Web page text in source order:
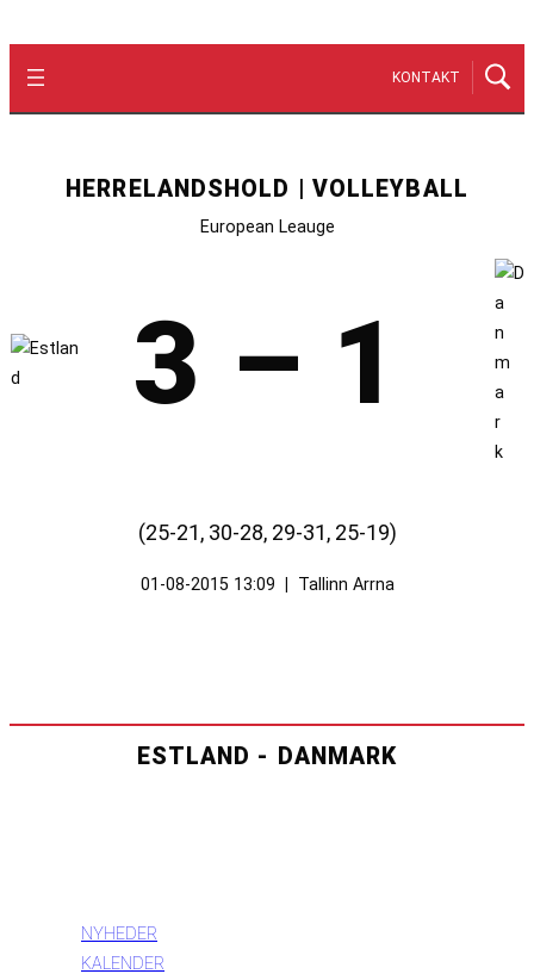
KONTAKT
HERRELANDSHOLD | VOLLEYBALL
European Leauge
3 – 1
(25-21, 30-28, 29-31, 25-19)
01-08-2015 13:09 Tallinn Arrna
ESTLAND - DANMARK
NYHEDER
KALENDER